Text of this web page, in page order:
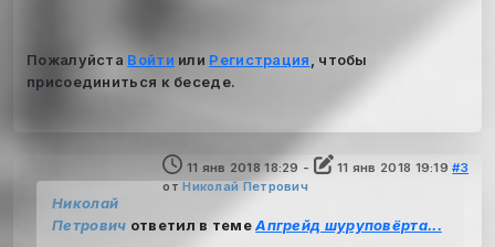
Пожалуйста Войти или Регистрация
, чтобы
присоединиться к беседе.
11 янв 2018 18:29 - 11 янв 2018 19:19 #3
отНиколай Петрович
Николай
Петрович ответил в темеАпгрейд шуруповёрта...